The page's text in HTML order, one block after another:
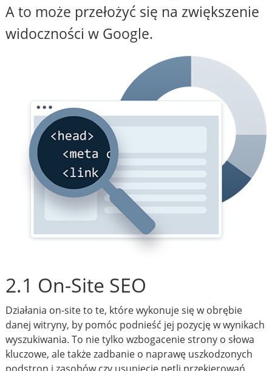
A to może przełożyć się na zwiększenie
widoczności w Google.
2.1 On-Site SEO
Działania on-site to te, które wykonuje się w obrębie
danej witryny, by pomóc podnieść jej pozycję w wynikach
wyszukiwania. To nie tylko wzbogacenie strony o słowa
kluczowe, ale także zadbanie o naprawę uszkodzonych
podstron i zasobów czy usunięcie pętli przekierowań.